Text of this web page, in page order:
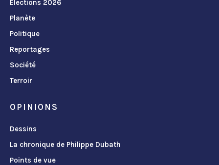
Élections 2026
Planète
Politique
Reportages
Société
Terroir
OPINIONS
Dessins
La chronique de Philippe Dubath
Points de vue